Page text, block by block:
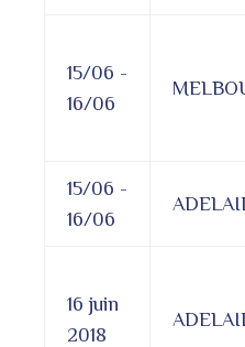
15/06 -
16/06
15/06 -
16/06
16 juin
2018